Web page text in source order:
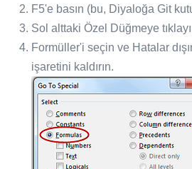
F5'e basın (bu, Diyaloğa Git
Sol alttaki Özel Düğmeye
Formüller'i seçin ve Hatalar
işaretini kaldırın.